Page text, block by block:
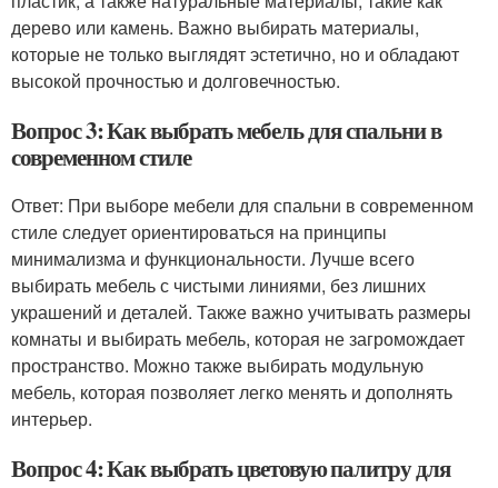
дерево или камень. Важно выбирать материалы,
которые не только выглядят эстетично, но и обладают
высокой прочностью и долговечностью.
Вопрос 3: Как выбрать мебель для спальни в
современном стиле
Ответ: При выборе мебели для спальни в современном
стиле следует ориентироваться на принципы
минимализма и функциональности. Лучше всего
выбирать мебель с чистыми линиями, без лишних
украшений и деталей. Также важно учитывать размеры
комнаты и выбирать мебель, которая не загромождает
пространство. Можно также выбирать модульную
мебель, которая позволяет легко менять и дополнять
интерьер.
Вопрос 4: Как выбрать цветовую палитру для